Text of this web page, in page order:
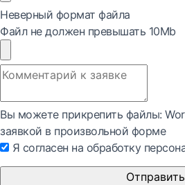
Неверный формат файла
Файл не должен превышать 10Mb
Вы можете прикрепить файлы:
заявкой в произвольной форме
Я согласен на обработку
Отправить